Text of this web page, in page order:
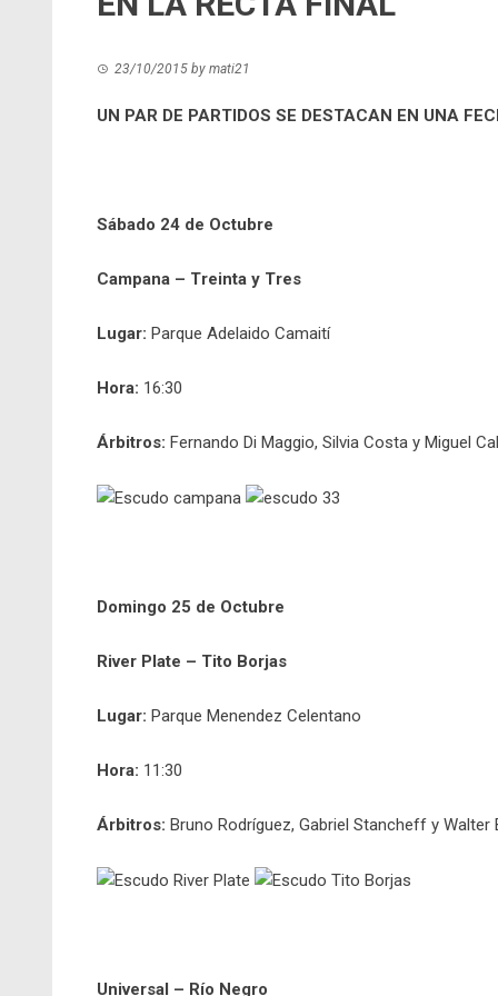
23/10/2015 by mati21
UN PAR DE PARTIDOS SE DESTACAN EN UNA
Sábado 24 de Octubre
Campana – Treinta y Tres
Lugar: Parque Adelaido Camaití
Hora: 16:30
Árbitros: Fernando Di Maggio, Silvia Costa y Miguel
Domingo 25 de Octubre
River Plate – Tito Borjas
Lugar: Parque Menendez Celentano
Hora: 11:30
Árbitros: Bruno Rodríguez, Gabriel Stancheff y Walter
Universal – Río Negro